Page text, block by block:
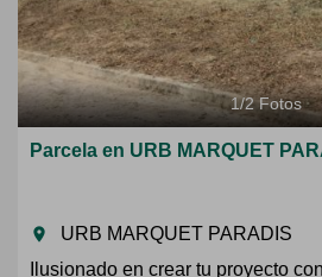
1/2Fotos
Parcela en URB MARQUET
room
URB MARQUET PARADIS
Ilusionado en crear tu proyecto